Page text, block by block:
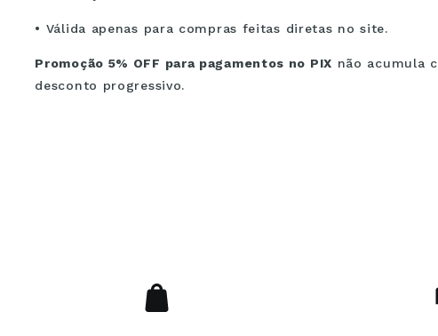
• Válida apenas para compras feitas diretas no site.
Promoção 5% OFF para pagamentos no PIX não acumula
desconto progressivo.